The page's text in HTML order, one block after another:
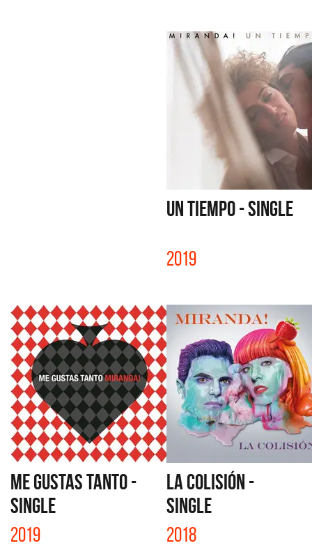
UN TIEMPO - SINGLE
2019
ME GUSTAS TANTO -
SINGLE
2019
LA COLISIÓN -
SINGLE
2018